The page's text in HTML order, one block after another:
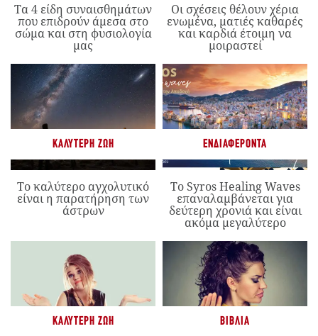
Τα 4 είδη συναισθημάτων
που επιδρούν άμεσα στο
σώμα και στη φυσιολογία
μας
Οι σχέσεις θέλουν χέρια
ενωμένα, ματιές καθαρές
και καρδιά έτοιμη να
μοιραστεί
ΚΑΛΎΤΕΡΗ ΖΩΉ
Το καλύτερο αγχολυτικό
είναι η παρατήρηση των
άστρων
ΕΝΔΙΑΦΈΡΟΝΤΑ
Το Syros Healing Waves
επαναλαμβάνεται για
δεύτερη χρονιά και είναι
ακόμα μεγαλύτερο
ΚΑΛΎΤΕΡΗ ΖΩΉ ΒΙΒΛΊΑ